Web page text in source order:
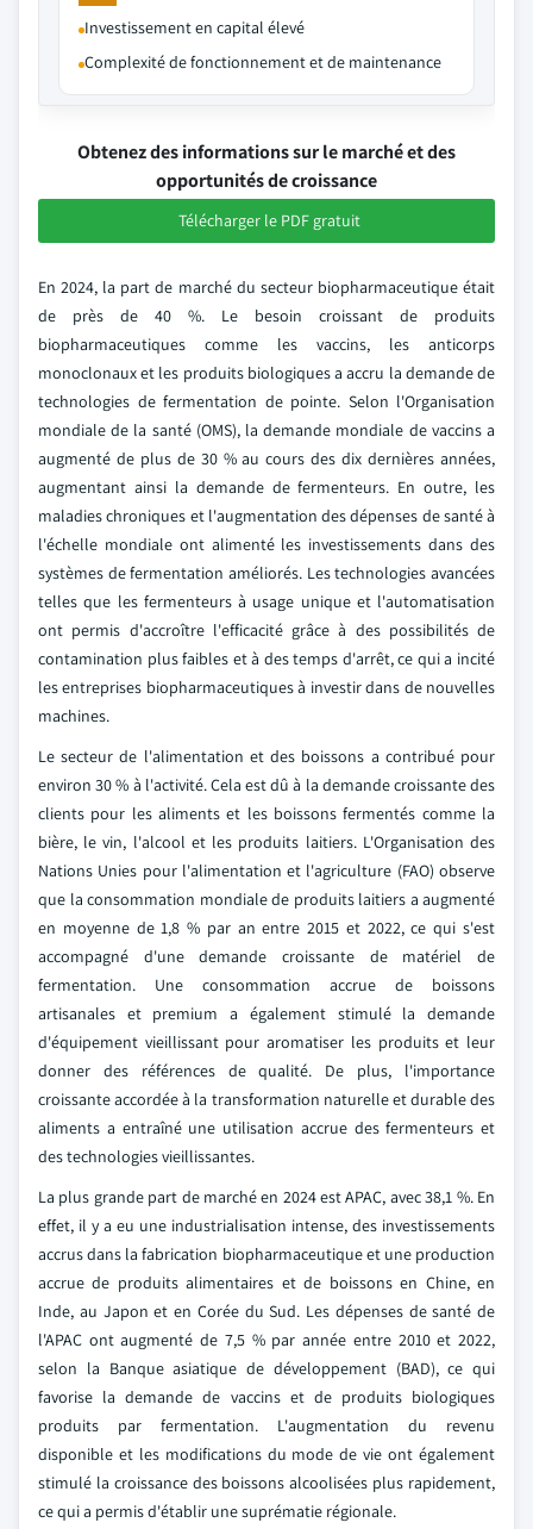
Investissement en capital élevé
Complexité de fonctionnement et de maintenance
Obtenez des informations sur le marché et des
opportunités de croissance
Télécharger le PDF gratuit
En 2024, la part de marché du secteur biopharmaceutique était
de près de 40 %. Le besoin croissant de produits
biopharmaceutiques comme les vaccins, les anticorps
monoclonaux et les produits biologiques a accru la demande de
technologies de fermentation de pointe. Selon l'Organisation
mondiale de la santé (OMS), la demande mondiale de vaccins a
augmenté de plus de 30 % au cours des dix dernières années,
augmentant ainsi la demande de fermenteurs. En outre, les
maladies chroniques et l'augmentation des dépenses de santé à
l'échelle mondiale ont alimenté les investissements dans des
systèmes de fermentation améliorés. Les technologies avancées
telles que les fermenteurs à usage unique et l'automatisation
ont permis d'accroître l'efficacité grâce à des possibilités de
contamination plus faibles et à des temps d'arrêt, ce qui a incité
les entreprises biopharmaceutiques à investir dans de nouvelles
machines.
Le secteur de l'alimentation et des boissons a contribué pour
environ 30 % à l'activité. Cela est dû à la demande croissante des
clients pour les aliments et les boissons fermentés comme la
bière, le vin, l'alcool et les produits laitiers. L'Organisation des
Nations Unies pour l'alimentation et l'agriculture (FAO) observe
que la consommation mondiale de produits laitiers a augmenté
en moyenne de 1,8 % par an entre 2015 et 2022, ce qui s'est
accompagné d'une demande croissante de matériel de
fermentation. Une consommation accrue de boissons
artisanales et premium a également stimulé la demande
d'équipement vieillissant pour aromatiser les produits et leur
donner des références de qualité. De plus, l'importance
croissante accordée à la transformation naturelle et durable des
aliments a entraîné une utilisation accrue des fermenteurs et
des technologies vieillissantes.
La plus grande part de marché en 2024 est APAC, avec 38,1 %. En
effet, il y a eu une industrialisation intense, des investissements
accrus dans la fabrication biopharmaceutique et une production
accrue de produits alimentaires et de boissons en Chine, en
Inde, au Japon et en Corée du Sud. Les dépenses de santé de
l'APAC ont augmenté de 7,5 % par année entre 2010 et 2022,
selon la Banque asiatique de développement (BAD), ce qui
favorise la demande de vaccins et de produits biologiques
produits par fermentation. L'augmentation du revenu
disponible et les modifications du mode de vie ont également
stimulé la croissance des boissons alcoolisées plus rapidement,
ce qui a permis d'établir une suprématie régionale.